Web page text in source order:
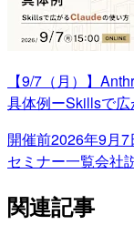
【9/7（月）】
具体例ーSkillsで
開催前2026年9月7
セミナー一覧会社
関連記事